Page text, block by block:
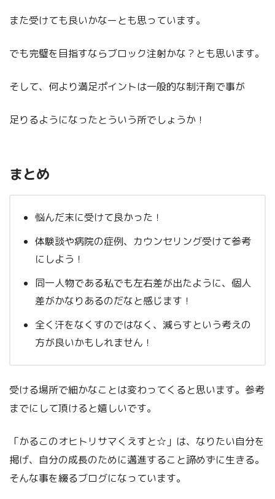
また受けても良いかなーとも思っています。
でも完璧を目指すならブロック注射かな？とも思います。
そして、何より満足ポイントは一般的な制汗剤で事が
足りるようになったとういう所でしょうか！
まとめ
悩んだ末に受けて良かった！
体験談や病院の症例、カウンセリング受けて参考
にしよう！
同一人物である私でも左右差が出たように、個人
差がかなりあるのだなと感じます！
全く汗をなくすのではなく、減らすという考えの
方が良いかもしれません！
受ける場所で細かなことは変わってくると思います。参考
までにして頂けると嬉しいです。
「かるこのオヒトリサマくえすと☆」は、なりたい自分を
掲げ、自分の成長のために邁進すること諦めずに生きる。
そんな事を綴るブログになっています。